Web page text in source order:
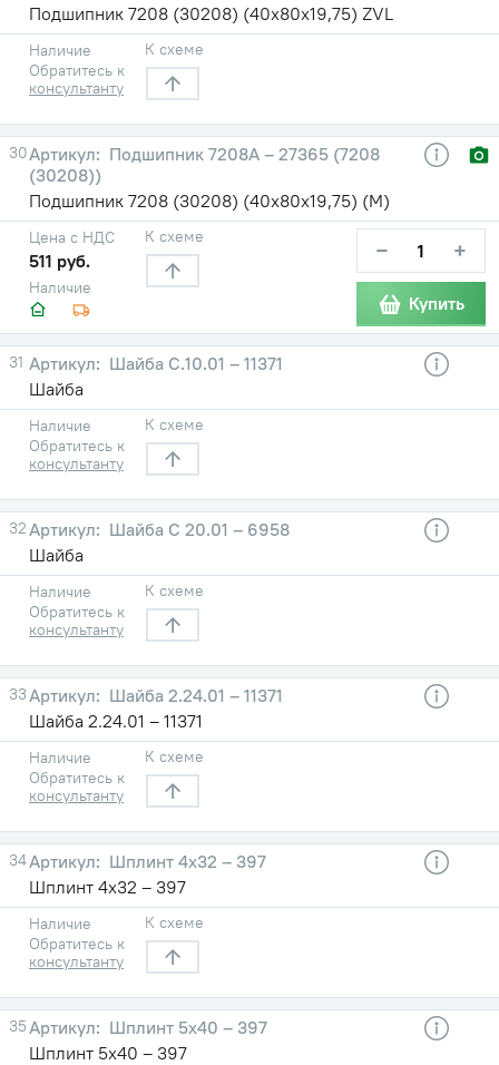
Подшипник 7208 (30208) (40х80х19,75) ZVL
Наличие
Обратитесь к
консультанту
К схеме
30
Подшипник 7208А – 27365 (7208
(30208))
Подшипник 7208 (30208) (40х80х19,75) (М)
Наличие
Цена с НДС
511 руб.
К схеме − +
Купить
31
Шайба C.10.01 – 11371
Шайба
Наличие
Обратитесь к
консультанту
К схеме
32
Шайба C 20.01 – 6958
Шайба
Наличие
Обратитесь к
консультанту
К схеме
33
Шайба 2.24.01 – 11371
Шайба 2.24.01 – 11371
Наличие
Обратитесь к
консультанту
К схеме
34
Шплинт 4х32 – 397
Шплинт 4х32 – 397
Наличие
Обратитесь к
консультанту
К схеме
35
Шплинт 5х40 – 397
Шплинт 5х40 – 397